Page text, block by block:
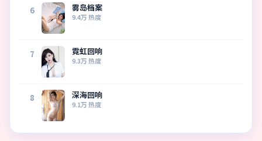
6 雾岛档案
9.4万热度
7 霓虹回响
9.3万热度
8 深海回响
9.1万热度